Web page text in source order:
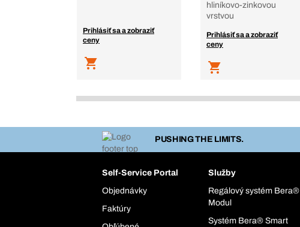
Prihlásiť sa a zobraziť
ceny
hliníkovo-zinkovou
vrstvou
Prihlásiť sa a zobraziť
ceny
PUSHING THE LIMITS.
Self-Service Portal
Objednávky
Faktúry
Služby
Regálový systém Bera®
Modul
Systém Bera® Smart